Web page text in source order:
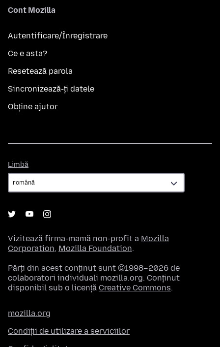
Cont Mozilla
Autentificare/Înregistrare
Ce e asta?
Resetează parola
Sincronizează-ți datele
Obține ajutor
Limbă
Vizitează firma-mamă non-profit a Mozilla
Corporation, Mozilla Foundation.
Părți din acest conținut sunt ©1998–2026 de
colaboratori individuali mozilla.org. Conținut
disponibil sub o licență Creative Commons.
mozilla.org
Condiții de utilizare a serviciilor